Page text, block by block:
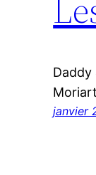
Daddy
janvier